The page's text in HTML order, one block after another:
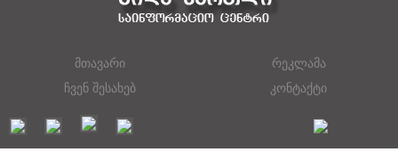
მთავარი
რეკლამა
ჩვენ შესახებ
კონტაქტი